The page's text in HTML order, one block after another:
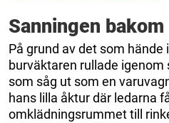
Sanningen
På grund av det som
burväktaren rullade igenom
som såg ut som en
hans lilla åktur där ledarna
omklädningsrummet till